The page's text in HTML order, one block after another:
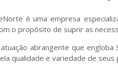
é uma empresa
o propósito de suprir as
abrangente que
qualidade e variedade de seus